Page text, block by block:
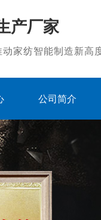
产厂家
动家纺智能制造新高
公司简介